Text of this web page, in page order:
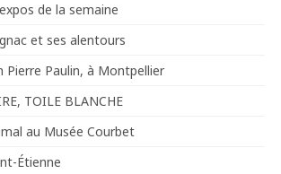
de la semaine
et ses alentours
Pierre Paulin, à Montpellier
TOILE BLANCHE
au Musée Courbet
Étienne